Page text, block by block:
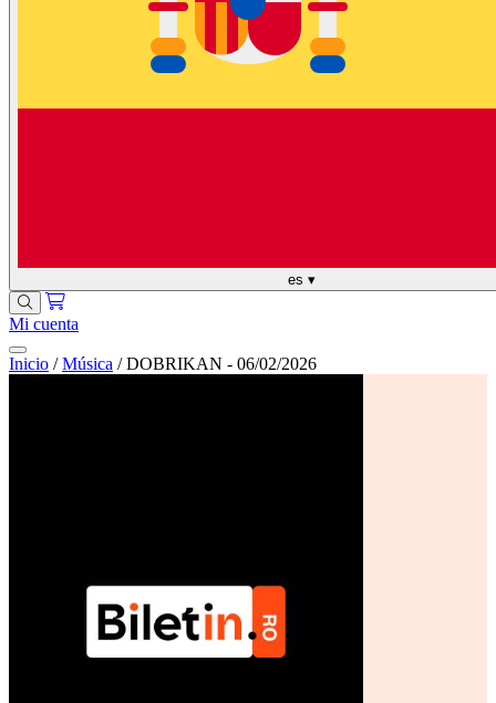
es ▾
Mi cuenta
Inicio / Música / DOBRIKAN - 06/02/2026